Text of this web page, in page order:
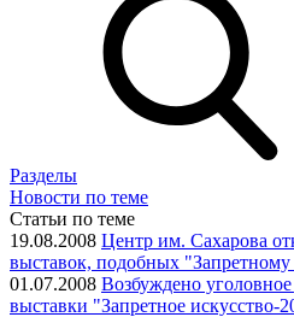
Разделы
Новости по теме
Статьи по теме
19.08.2008 Центр им. Сахарова
выставок, подобных "Запретному
01.07.2008 Возбуждено
выставки "Запретное искусство-